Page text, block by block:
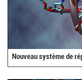
Nouveau système de